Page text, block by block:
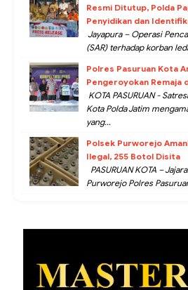
Resmi Ditutup, Polda
Penyidikan dan
Jayapura – Operasi
(SAR) terhadap korban
Polres Pasuruan Kota
Pengeroyokan Remaja
KOTA PASURUAN -
Kota Polda Jatim
yang...
Polsek Purworejo
Ilegal, 255 Botol Disita
PASURUAN KOTA –
Purworejo Polres